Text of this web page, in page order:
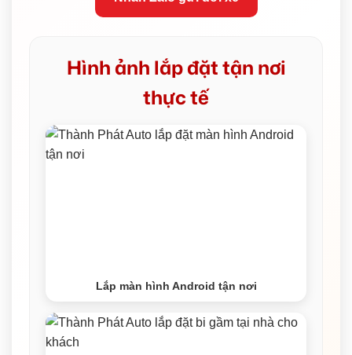
Hình ảnh lắp đặt tận nơi
thực tế
Lắp màn hình Android tận nơi